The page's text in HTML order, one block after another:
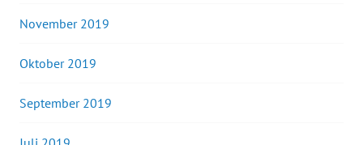
November 2019
Oktober 2019
September 2019